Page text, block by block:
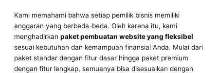
Kami memahami bahwa setiap pemilik bisnis memiliki
anggaran yang berbeda-beda. Oleh karena itu, kami
menghadirkanpaket pembuatan website yang fleksibel
sesuai kebutuhan dan kemampuan finansial Anda. Mulai dari
paket standar dengan fitur dasar hingga paket premium
dengan fitur lengkap, semuanya bisa disesuaikan dengan